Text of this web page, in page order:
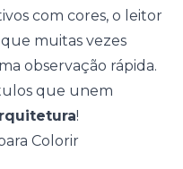
com cores, o leitor
muitas vezes
observação rápida.
que unem
!
Colorir